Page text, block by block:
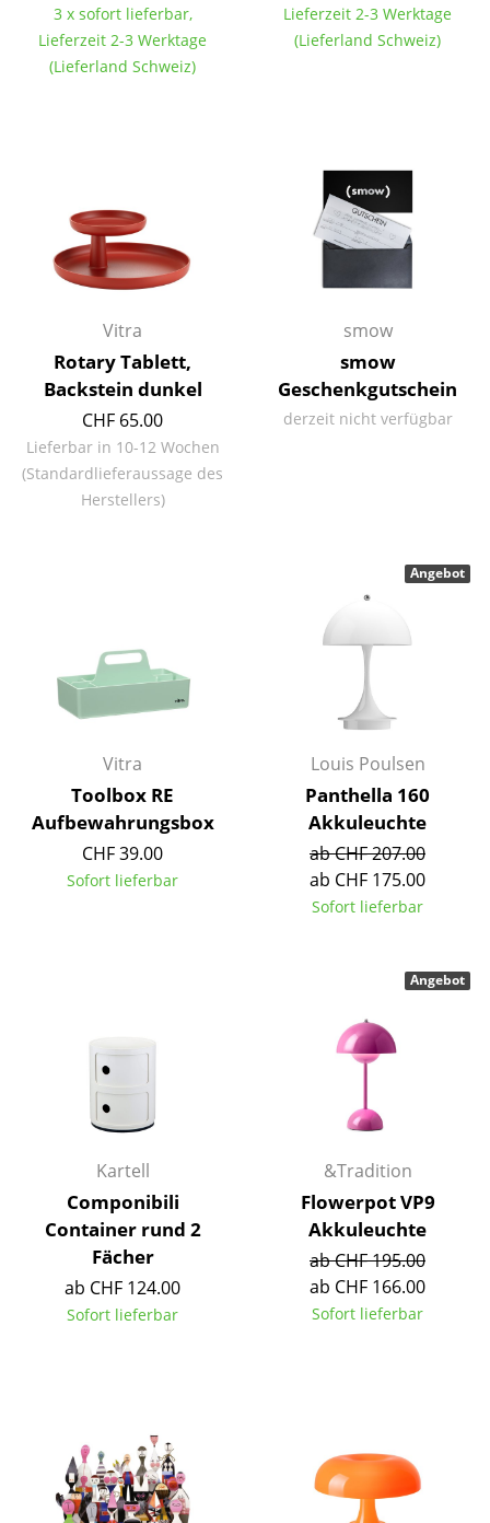
Outdoor-Leuchten
Akkuleuchten
Doppelbetten
Einzelbetten
Kinderbetten
Nachttische & Bettzubehör
... alle Betten
Accessoires
Vasen
Tabletts
Aufbewahrungsboxen
Decken
Kissen
Zuhause
Wohnzimmer
Esszimmer
Schlafzimmer
Kinderzimmer
Stauraum
Balkon & Garten
3 x sofort lieferbar,
Lieferzeit 2-3 Werktage
(Lieferland Schweiz)
Lieferzeit 2-3 Werktage
(Lieferland Schweiz)
Vitra
Rotary Tablett,
Backstein dunkel
CHF 65.00
Lieferbar in 10-12 Wochen
(Standardlieferaussage des
Herstellers)
smow
smow
Geschenkgutschein
derzeit nicht verfügbar
Vitra
Toolbox RE
Aufbewahrungsbox
CHF 39.00
Sofort lieferbar
Louis Poulsen
Panthella 160
Akkuleuchte
ab CHF 207.00
ab CHF 175.00
Sofort lieferbar
Angebot
Kartell
Componibili
Container rund 2
Fächer
ab CHF 124.00
Sofort lieferbar
&Tradition
Flowerpot VP9
Akkuleuchte
ab CHF 195.00
ab CHF 166.00
Sofort lieferbar
Angebot